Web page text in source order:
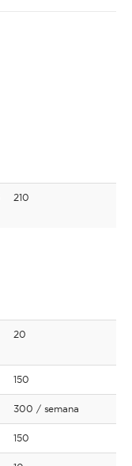
210
20
150
300 / semana
150